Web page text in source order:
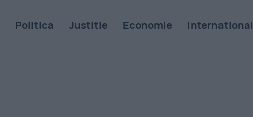
Politica Justitie Economie International